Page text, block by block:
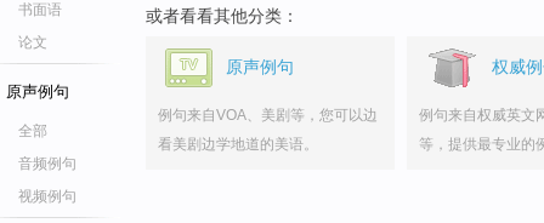
书面语
论文
原声例句
全部
音频例句
视频例句
或者看看其他分类：
原声例句
例句来自VOA、美剧等，您可以边
看美剧边学地道的美语。
权威
例句来自权威英文
等，提供最专业的